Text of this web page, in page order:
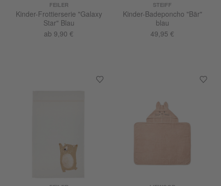
FEILER
Kinder-Frottierserie "Galaxy
Star" Blau
ab 9,90 €
STEIFF
Kinder-Badeponcho "Bär"
blau
49,95 €